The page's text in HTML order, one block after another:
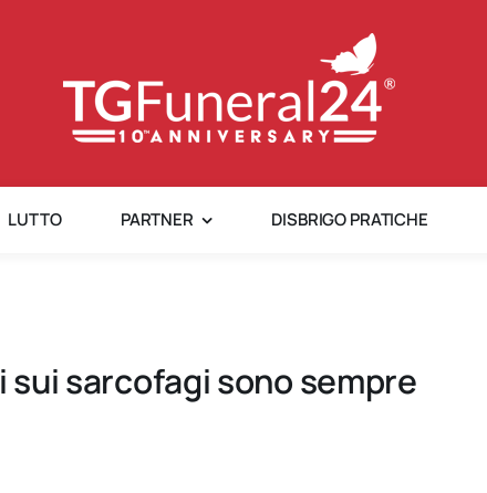
LUTTO PARTNER DISBRIGO PRATICHE
sarcofagi sono sempre